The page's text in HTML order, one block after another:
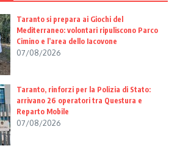
Taranto si prepara ai Giochi del
Mediterraneo: volontari ripuliscono Parco
Cimino e l’area dello Iacovone
07/08/2026
Taranto, rinforzi per la Polizia di Stato:
arrivano 26 operatori tra Questura e
Reparto Mobile
07/08/2026